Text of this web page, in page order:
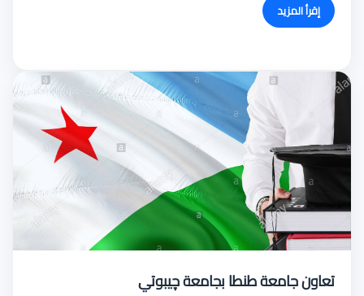
إقرأ المزيد
تعاون جامعة طنطا بجامعة چيبوتي